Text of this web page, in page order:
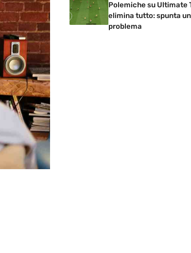
Polemiche su Ultimate
elimina tutto: spunta
problema